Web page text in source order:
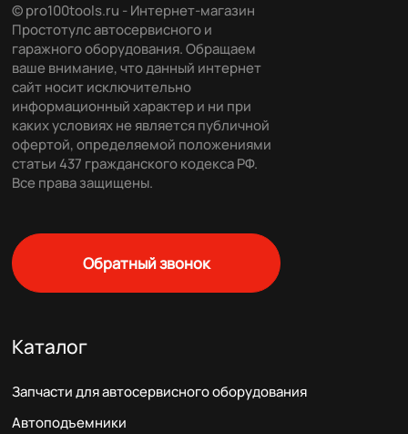
© pro100tools.ru - Интернет-магазин
Простотулс автосервисного и
гаражного оборудования. Обращаем
ваше внимание, что данный интернет
сайт носит исключительно
информационный характер и ни при
каких условиях не является публичной
офертой, определяемой положениями
статьи 437 гражданского кодекса РФ.
Все права защищены.
Обратный звонок
Каталог
Запчасти для автосервисного оборудования
Автоподъемники